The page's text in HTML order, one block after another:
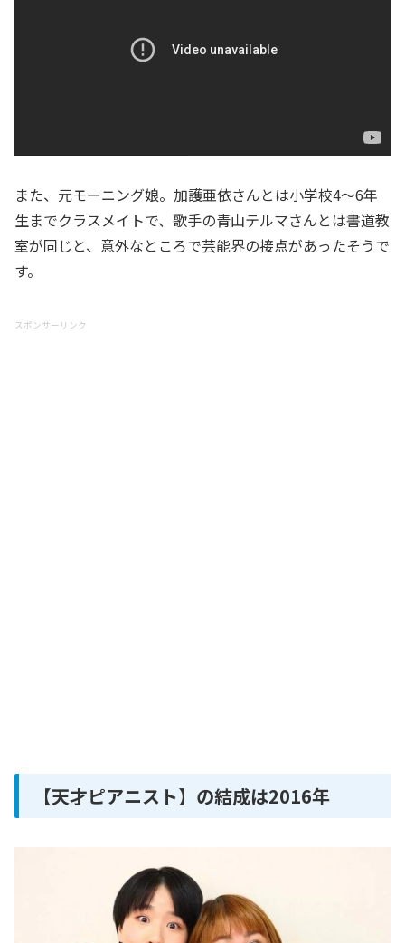
また、元モーニング娘。加護亜依さんとは小学校4～6年
生までクラスメイトで、歌手の青山テルマさんとは書道教
室が同じと、意外なところで芸能界の接点があったそうで
す。
スポンサーリンク
【天才ピアニスト】の結成は2016年